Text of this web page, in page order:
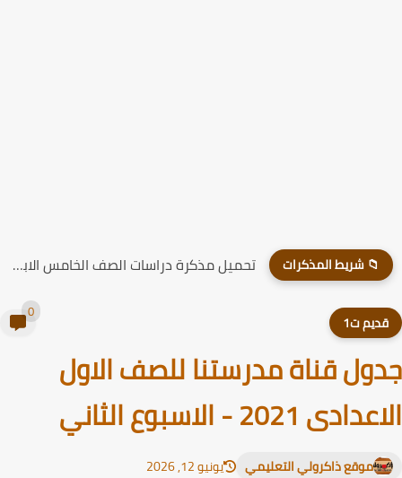
📁 شريط المذكرات تحميل مذكرة دراسات الصف الخامس الابتدائي الترم الاول 2026
ت1
قناة مدرستنا للصف الاول
2021 - الاسبوع الثاني
موقع ذاكرولي التعليمي يونيو 12, 2026